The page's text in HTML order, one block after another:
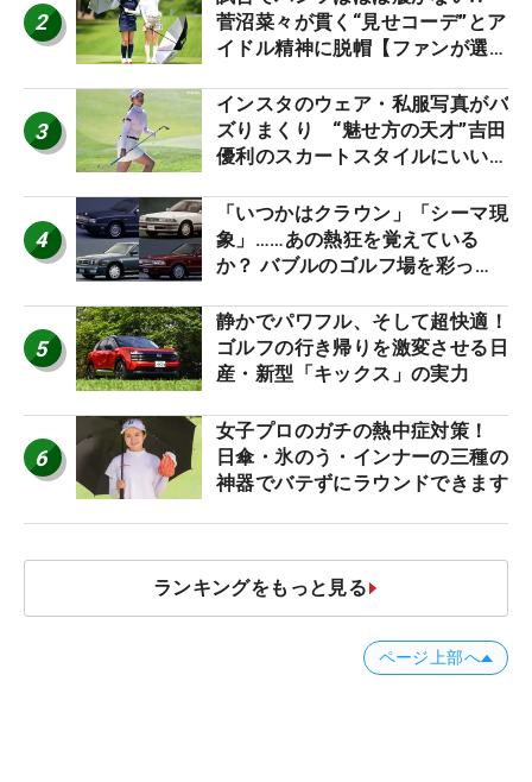
2
菅沼菜々が貫く“見せコーデ”とア
イドル精神に脱帽【ファンが選ぶ
3
インスタのウェア・私服写真がバ
ズりまくり “魅せ方の天才”吉田
優利のスカートスタイルにいい
4
「いつかはクラウン」「シーマ現
象」……あの熱狂を覚えている
か？ バブルのゴルフ場を彩った
5
静かでパワフル、そして超快適！
ゴルフの行き帰りを激変させる日
産・新型「キックス」の実力
6
女子プロのガチの熱中症対策！
日傘・氷のう・インナーの三種の
神器でバテずにラウンドできます
ランキングをもっと見る
ページ上部へ